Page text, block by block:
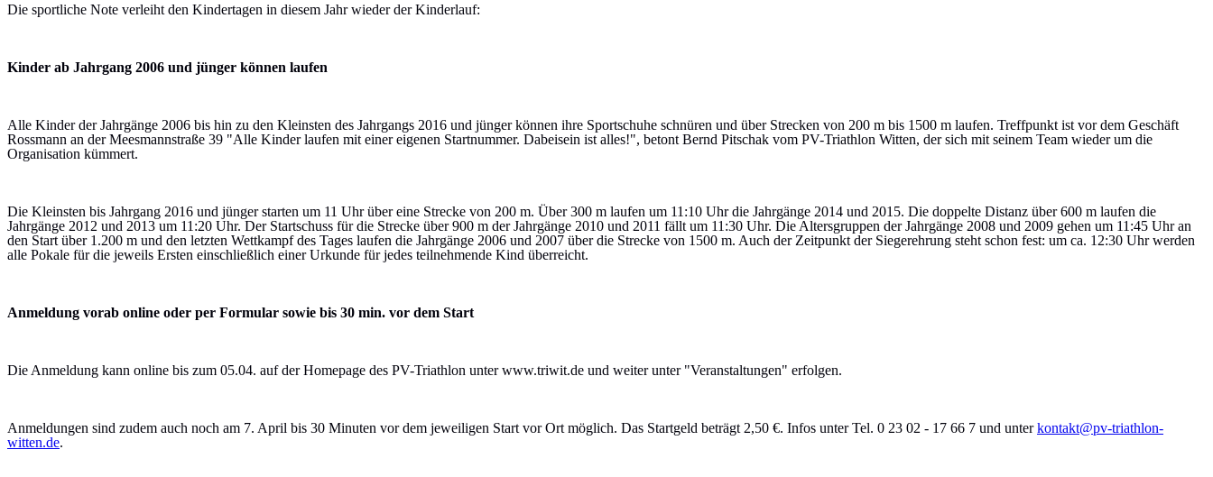
Die sportliche Note verleiht den Kindertagen in diesem Jahr wieder der Kinderlauf:
Kinder ab Jahrgang 2006 und jünger können laufen
Alle Kinder der Jahrgänge 2006 bis hin zu den Kleinsten des Jahrgangs 2016 und jünger können ihre Sportschuhe schnüren und über Strecken von 200 m bis 1500 m laufen. Treffpunkt ist vor dem Geschäft
Rossmann an der Meesmannstraße 39 "Alle Kinder laufen mit einer eigenen Startnummer. Dabeisein ist alles!", betont Bernd Pitschak vom PV-Triathlon Witten, der sich mit seinem Team wieder um die
Organisation kümmert.
Die Kleinsten bis Jahrgang 2016 und jünger starten um 11 Uhr über eine Strecke von 200 m. Über 300 m laufen um 11:10 Uhr die Jahrgänge 2014 und 2015. Die doppelte Distanz über 600 m laufen die
Jahrgänge 2012 und 2013 um 11:20 Uhr. Der Startschuss für die Strecke über 900 m der Jahrgänge 2010 und 2011 fällt um 11:30 Uhr. Die Altersgruppen der Jahrgänge 2008 und 2009 gehen um 11:45 Uhr an
den Start über 1.200 m und den letzten Wettkampf des Tages laufen die Jahrgänge 2006 und 2007 über die Strecke von 1500 m. Auch der Zeitpunkt der Siegerehrung steht schon fest: um ca. 12:30 Uhr werden
alle Pokale für die jeweils Ersten einschließlich einer Urkunde für jedes teilnehmende Kind überreicht.
Anmeldung vorab online oder per Formular sowie bis 30 min. vor dem Start
Die Anmeldung kann online bis zum 05.04. auf der Homepage des PV-Triathlon unter www.triwit.de und weiter unter "Veranstaltungen" erfolgen.
Anmeldungen sind zudem auch noch am 7. April bis 30 Minuten vor dem jeweiligen Start vor Ort möglich. Das Startgeld beträgt 2,50 €. Infos unter Tel. 0 23 02 - 17 66 7 und unterkontakt@pv-triathlon-
witten.de.